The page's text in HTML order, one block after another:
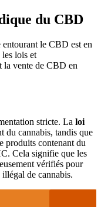
du CBD
le CBD est en
lois et
la vente de CBD en
stricte. La loi
du cannabis, tandis que
produits contenant du
Cela signifie que les
vérifiés pour
illégal de cannabis.